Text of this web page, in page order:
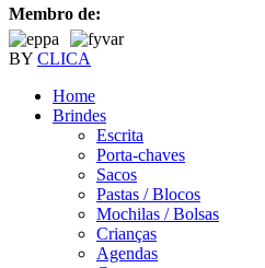
Membro de:
BY CLICA
Home
Brindes
Escrita
Porta-chaves
Sacos
Pastas / Blocos
Mochilas / Bolsas
Crianças
Agendas